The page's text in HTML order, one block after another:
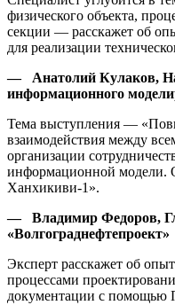
физического объекта,
секции — расскажет об
для реализации
— Анатолий Кулаков,
информационного
Тема выступления —
взаимодействия между
организации
информационной модели.
Ханхикиви-1».
— Владимир Федоров,
«Волгограднефтепроект»
Эксперт расскажет об
процессами
документации с помощью